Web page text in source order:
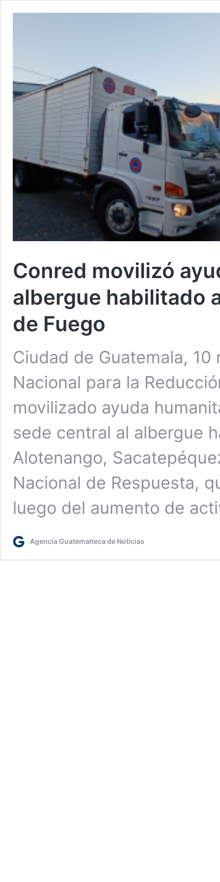
Conred movilizó
albergue habilitado
de Fuego
Ciudad de Guatemala,
Nacional para la
movilizado ayuda
sede central al albergue
Alotenango,
Nacional de Respuesta,
luego del aumento de
Agencia Guatemalteca de Noticias